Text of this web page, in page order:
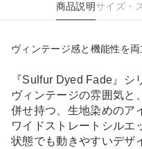
商品説明サイズ・
ヴィンテージ感と機能性を
『Sulfur Dyed Fade』シ
ヴィンテージの雰囲気と
併せ持つ、生地染めのア
ワイドストレートシルエ
状態でも動きやすいデザ